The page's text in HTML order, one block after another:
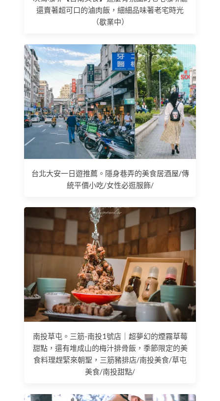
還賣著超可口的滷肉飯，細細品味著老宅時光
（歇業中）
台北大安一日遊推薦。隱身巷弄的美食居酒屋/傳
統平價小吃/女性必逛服飾/
南投草屯。三筋-南投1號店｜超夢幻的煙霧草莓
甜點，還有堆成山的梅汁排骨飯，季節限定的美
食料理趕緊來朝聖，三筋豬排店/南投美食/草屯
美食/南投甜點/